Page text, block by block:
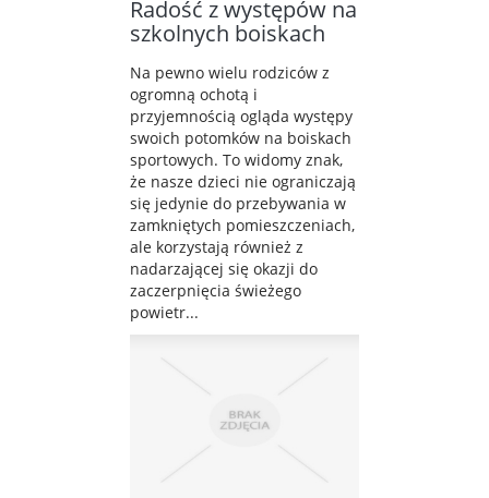
Radość z występów na
szkolnych boiskach
Na pewno wielu rodziców z
ogromną ochotą i
przyjemnością ogląda występy
swoich potomków na boiskach
sportowych. To widomy znak,
że nasze dzieci nie ograniczają
się jedynie do przebywania w
zamkniętych pomieszczeniach,
ale korzystają również z
nadarzającej się okazji do
zaczerpnięcia świeżego
powietr...